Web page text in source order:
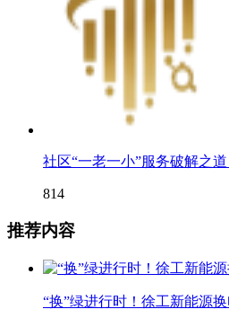
社区“一老一小”服务破解之
814
推荐内容
“换”绿进行时！徐工新能源